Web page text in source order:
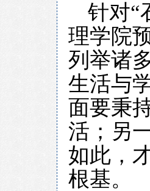
针对“
理学院
列举诸
生活与
面要秉
活；另
如此，
根基。